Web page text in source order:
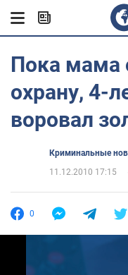
Пока мама
охрану, 4-
воровал
Криминальные
11.12.2010 17:15
0